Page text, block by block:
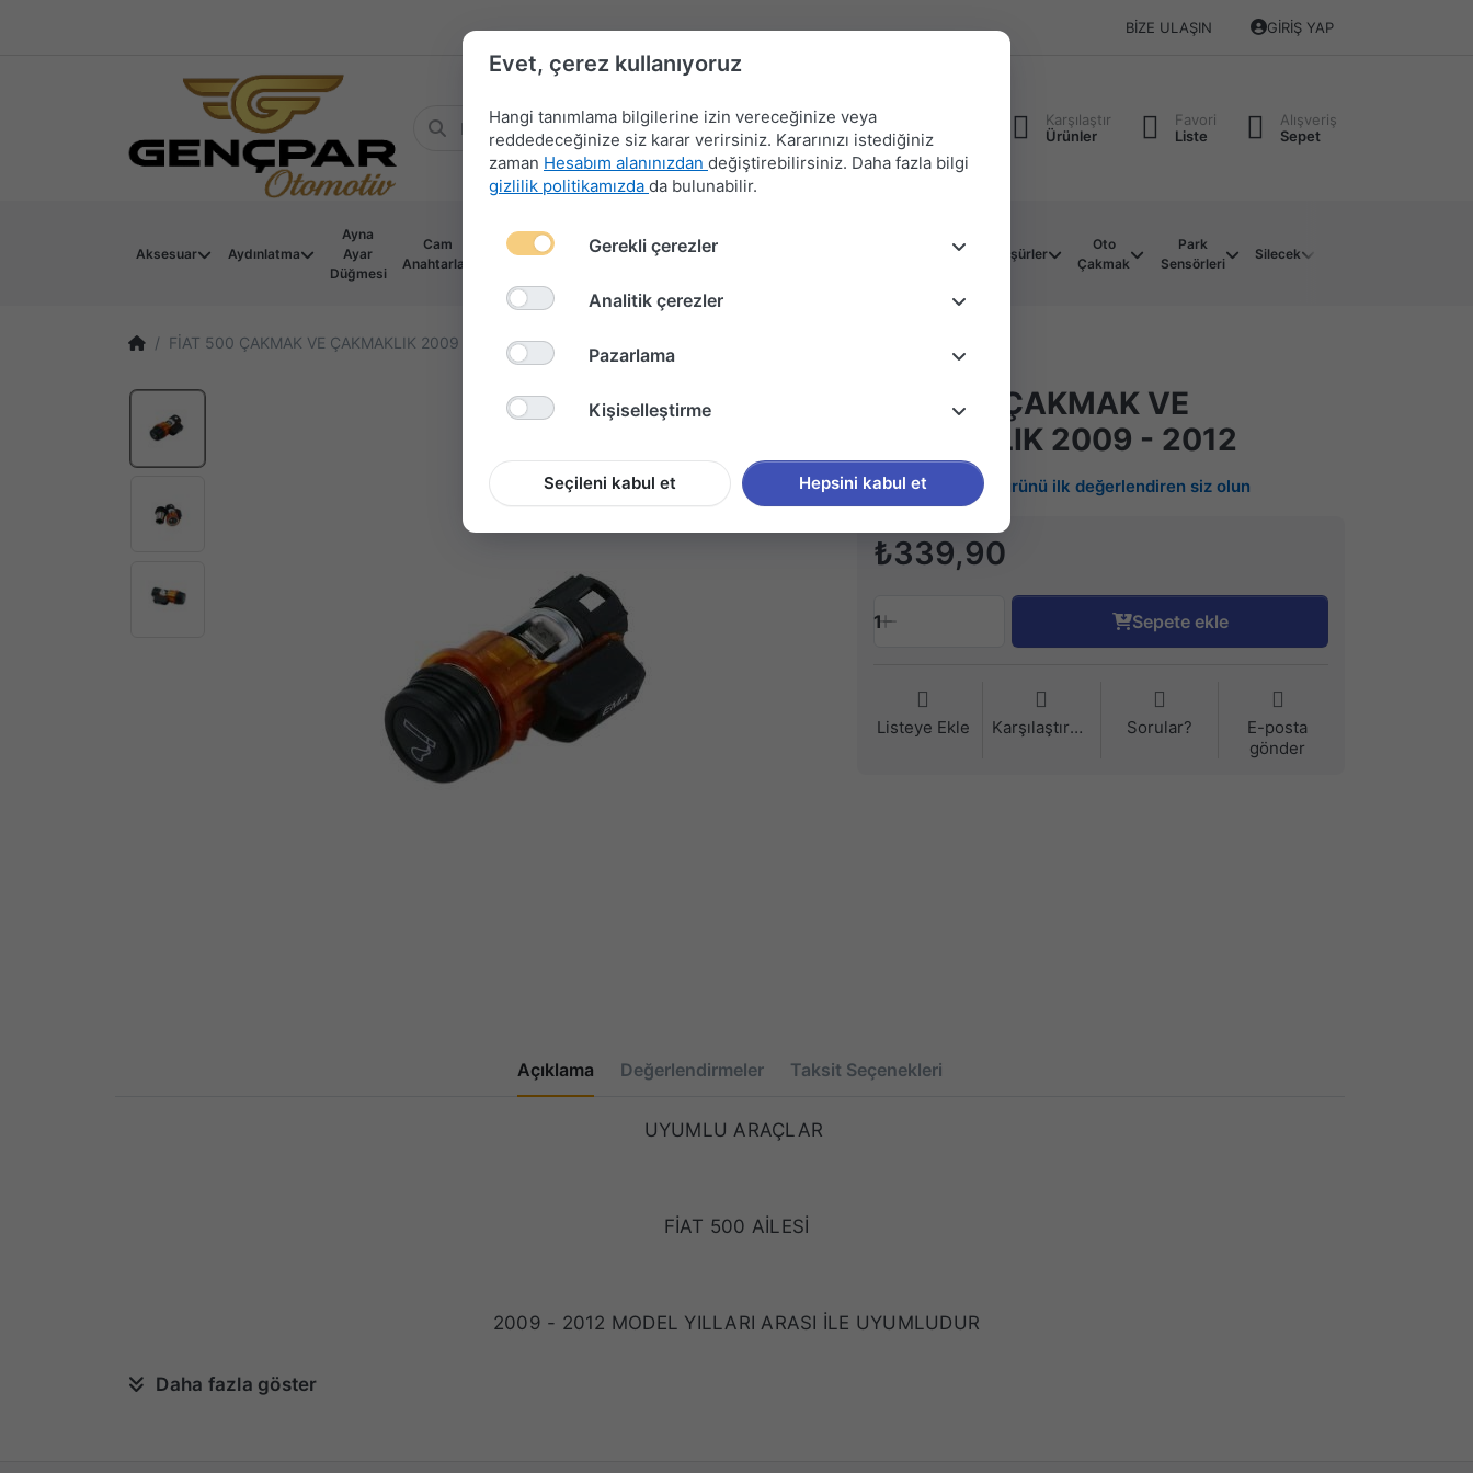
BIZE ULAŞIN GIRIŞ YAP
Karşılaştır
Ürünler
Favori
Liste
Alışveriş
Sepet
Aksesuar Aydınlatma
Ayna
Ayar
Düğmesi
Cam
Anahtarları
Devre
Far
Sinyal-
Merkezi
Müşürler
Oto
Çakmak
Park
Sensörleri
Silecek
FİAT 500 ÇAKMAK VE ÇAKMAKLIK 2009 - 2012
FİAT 500 ÇAKMAK VE
ÇAKMAKLIK 2009 - 2012
Bu ürünü ilk değerlendiren siz olun
₺339,90
1 Sepete ekle
Listeye Ekle Karşılaştırma Sorular?
E-posta
gönder
Açıklama Değerlendirmeler Taksit Seçenekleri
UYUMLU ARAÇLAR
FİAT 500 AİLESİ
2009 - 2012 MODEL YILLARI ARASI İLE UYUMLUDUR
Daha fazla göster
Evet, çerez kullanıyoruz
Hangi tanımlama bilgilerine izin vereceğinize veya
reddedeceğinize siz karar verirsiniz. Kararınızı istediğiniz
zaman Hesabım alanınızdan değiştirebilirsiniz. Daha fazla bilgi
gizlilik politikamızda da bulunabilir.
Gerekli çerezler
Analitik çerezler
Pazarlama
Kişiselleştirme
Seçileni kabul et Hepsini kabul et